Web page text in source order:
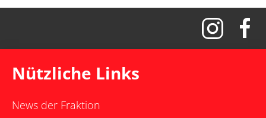
Nützliche Links
News der Fraktion